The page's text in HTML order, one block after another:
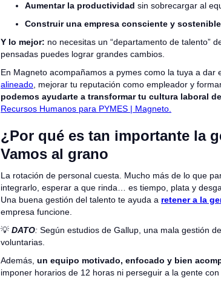
Aumentar la productividad sin sobrecargar al
Construir una empresa consciente y sostenible
Y lo mejor: no necesitas un “departamento de talento”
pensadas puedes lograr grandes cambios.
En Magneto acompañamos a pymes como la tuya a dar
alineado , mejorar tu reputación como empleador y
podemos ayudarte a transformar tu cultura laboral
Recursos Humanos para PYMES | Magneto.
¿Por qué es tan importante la
Vamos al grano
La rotación de personal cuesta. Mucho más de lo que
integrarlo, esperar a que rinda… es tiempo, plata y
Una buena gestión del talento te ayuda a retener a la
empresa funcione.
💡 DATO: Según estudios de Gallup, una mala gestión
voluntarias.
Además, un equipo motivado, enfocado y bien
imponer horarios de 12 horas ni perseguir a la gente con